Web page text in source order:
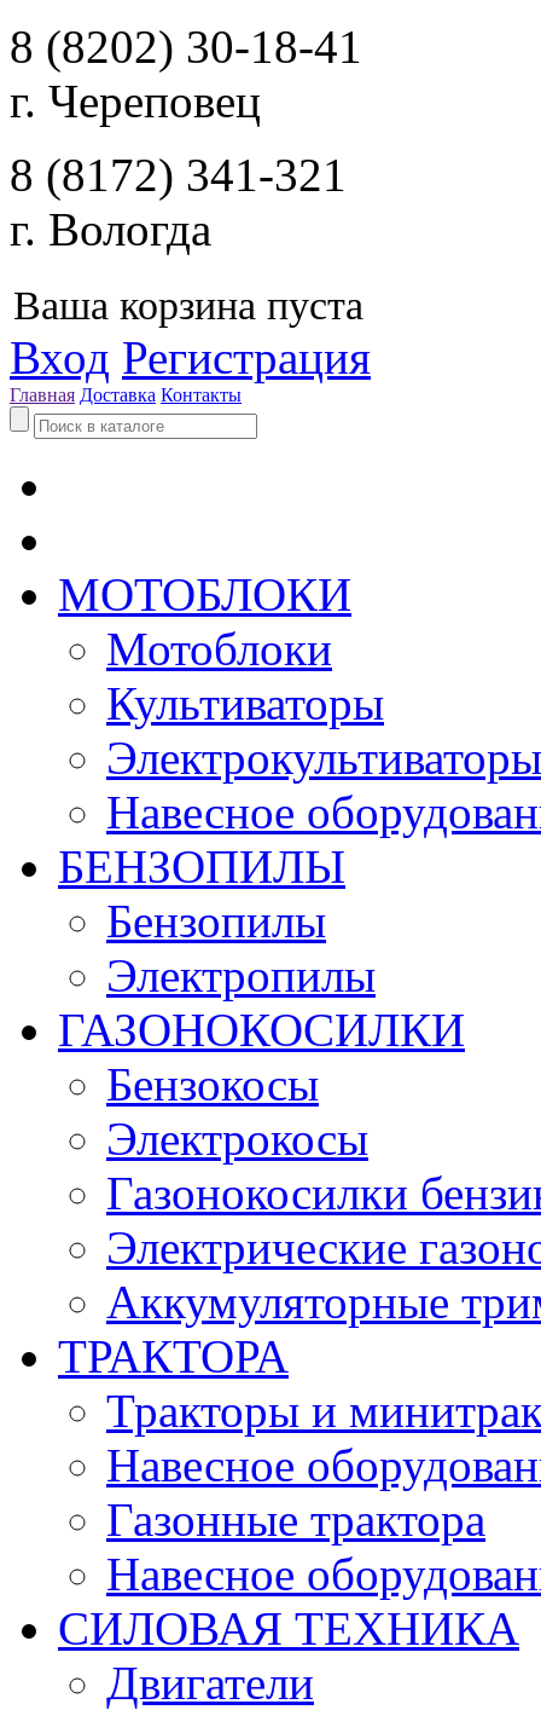
8 (8202) 30-18-41
г. Череповец
8 (8172) 341-321
г. Вологда
Ваша корзина пуста
Вход Регистрация
Главная Доставка Контакты
МОТОБЛОКИ
Мотоблоки
Культиваторы
Электрокультиваторы
Навесное
БЕНЗОПИЛЫ
Бензопилы
Электропилы
ГАЗОНОКОСИЛКИ
Бензокосы
Электрокосы
Газонокосилки
Электрические
Аккумуляторные
ТРАКТОРА
Тракторы и
Навесное
Газонные трактора
Навесное
СИЛОВАЯ ТЕХНИКА
Двигатели